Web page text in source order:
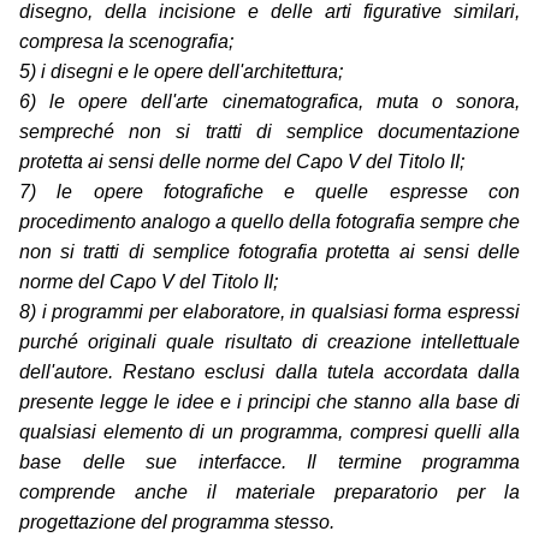
disegno, della incisione e delle arti figurative similari,
compresa la scenografia;
5) i disegni e le opere dell'architettura;
6) le opere dell'arte cinematografica, muta o sonora,
sempreché non si tratti di semplice documentazione
protetta ai sensi delle norme del Capo V del Titolo II;
7) le opere fotografiche e quelle espresse con
procedimento analogo a quello della fotografia sempre che
non si tratti di semplice fotografia protetta ai sensi delle
norme del Capo V del Titolo II;
8) i programmi per elaboratore, in qualsiasi forma espressi
purché originali quale risultato di creazione intellettuale
dell'autore. Restano esclusi dalla tutela accordata dalla
presente legge le idee e i principi che stanno alla base di
qualsiasi elemento di un programma, compresi quelli alla
base delle sue interfacce. Il termine programma
comprende anche il materiale preparatorio per la
progettazione del programma stesso.